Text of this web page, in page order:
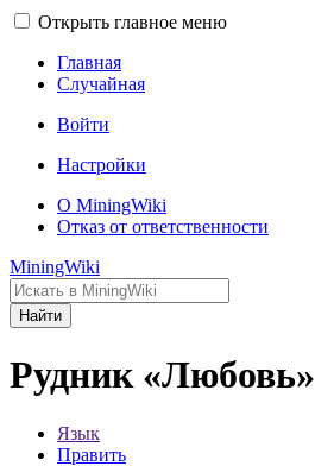
Открыть главное меню
Главная
Случайная
Войти
Настройки
О MiningWiki
Отказ от ответственности
MiningWiki
Найти
Рудник «Любовь»
Язык
Править